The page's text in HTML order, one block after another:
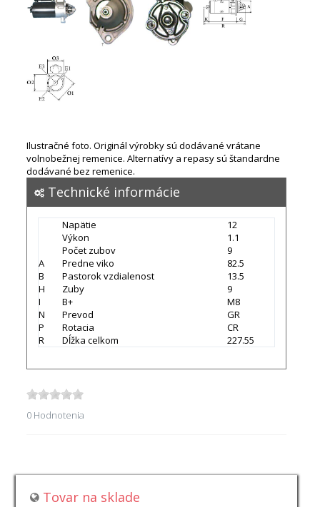
Ilustračné foto. Originál výrobky sú dodávané vrátane
volnobežnej remenice. Alternatívy a repasy sú štandardne
dodávané bez remenice.
Technické informácie
Napätie
12
Výkon
1.1
Počet zubov
9
A
Predne viko
82.5
B
Pastorok vzdialenost
13.5
H
Zuby
9
I
B+
M8
N
Prevod
GR
P
Rotacia
CR
R
Dĺžka celkom 227.55
0 Hodnotenia
Tovar na sklade